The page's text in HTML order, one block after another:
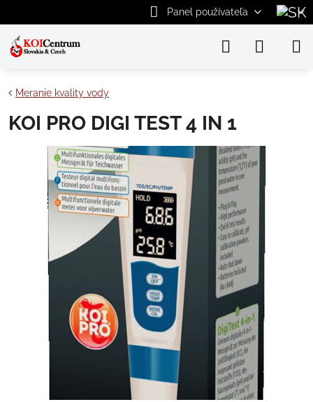
Panel používateľa
Meranie kvality vody
KOI PRO DIGI TEST 4 IN 1